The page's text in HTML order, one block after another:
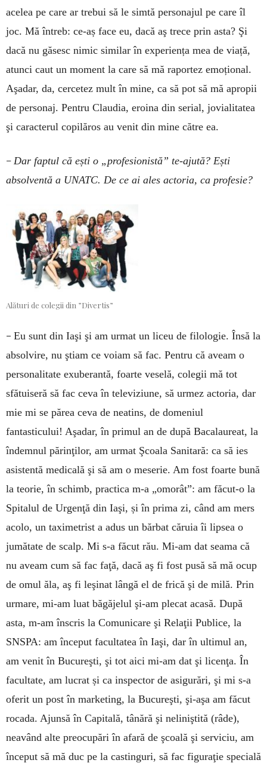
acelea pe care ar trebui să le simtă personajul pe care îl
joc. Mă întreb: ce-aș face eu, dacă aş trece prin asta? Şi
dacă nu găsesc nimic similar în experiența mea de viață,
atunci caut un moment la care să mă raportez emoțional.
Aşadar, da, cercetez mult în mine, ca să pot să mă apropii
de personaj. Pentru Claudia, eroina din serial, jovialitatea
şi caracterul copilăros au venit din mine către ea.
– Dar faptul că ești o „profesionistă” te-ajută? Ești
absolventă a UNATC. De ce ai ales actoria, ca profesie?
Alături de colegii din ”Divertis”
– Eu sunt din Iaşi şi am urmat un liceu de filologie. Însă la
absolvire, nu ştiam ce voiam să fac. Pentru că aveam o
personalitate exuberantă, foarte veselă, colegii mă tot
sfătuiseră să fac ceva în televiziune, să urmez actoria, dar
mie mi se părea ceva de neatins, de domeniul
fantasticului! Aşadar, în primul an de după Bacalaureat, la
îndemnul părinţilor, am urmat Şcoala Sanitară: ca să ies
asistentă medicală şi să am o meserie. Am fost foarte bună
la teorie, în schimb, practica m-a „omorât”: am făcut-o la
Spitalul de Urgenţă din Iaşi, și în prima zi, când am mers
acolo, un taximetrist a adus un bărbat căruia îi lipsea o
jumătate de scalp. Mi s-a făcut rău. Mi-am dat seama că
nu aveam cum să fac faţă, dacă aş fi fost pusă să mă ocup
de omul ăla, aş fi leşinat lângă el de frică şi de milă. Prin
urmare, mi-am luat băgăjelul şi-am plecat acasă. După
asta, m-am înscris la Comunicare şi Relaţii Publice, la
SNSPA: am început facultatea în Iaşi, dar în ultimul an,
am venit în Bucureşti, şi tot aici mi-am dat şi licenţa. În
facultate, am lucrat și ca inspector de asigurări, şi mi s-a
oferit un post în marketing, la Bucureşti, şi-aşa am făcut
rocada. Ajunsă în Capitală, tânără şi neliniştită (râde),
neavând alte preocupări în afară de şcoală şi serviciu, am
început să mă duc pe la castinguri, să fac figuraţie specială